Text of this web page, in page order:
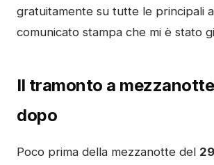
gratuitamente su tutte le principali
comunicato stampa che mi è stato
Il tramonto a
dopo
Poco prima della mezzanotte del